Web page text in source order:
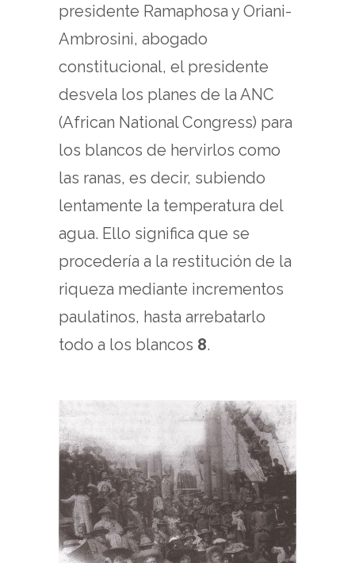
presidente Ramaphosa y Oriani-
Ambrosini, abogado
constitucional, el presidente
desvela los planes de la ANC
(African National Congress) para
los blancos de hervirlos como
las ranas, es decir, subiendo
lentamente la temperatura del
agua. Ello significa que se
procedería a la restitución de la
riqueza mediante incrementos
paulatinos, hasta arrebatarlo
todo a los blancos 8.